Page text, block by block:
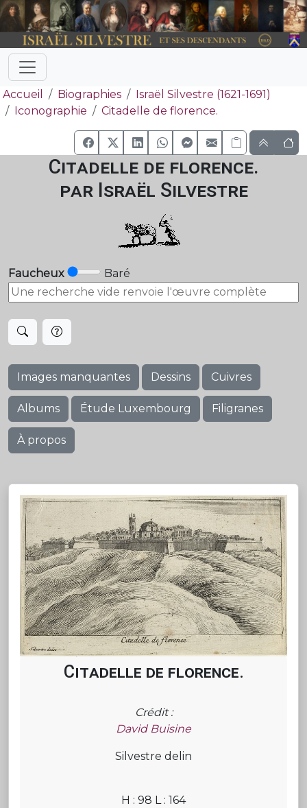
Accueil Biographies
Israël Silvestre (1621-1691)
Iconographie
Citadelle de florence.
Citadelle de florence.
par Israël Silvestre
Faucheux Baré
Images manquantes Dessins Cuivres
Albums Étude Luxembourg Filigranes
À propos
Citadelle de florence.
Crédit :
David Buisine
Silvestre delin
H : 98 L : 164